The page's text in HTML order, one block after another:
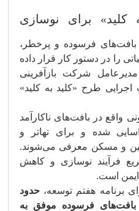
کلید» برای نوسازی
بافت‌های فرسوده و پرخطر،
را در دستور کار قرار داده
شرکت بازآفرینی
اجرایی طرح «کلید به کلید»
واقع در بافت‌های ناکارآمد
شده و برای تهاتر و
و مسکن معرفی می‌شوند.
فرآیند نوسازی و کاهش
است.
برنامه هفتم توسعه،حدود
بافت‌های فرسوده موفق به